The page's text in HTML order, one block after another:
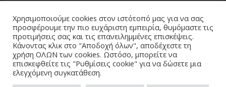
Τομέας Γραμμάτων και Τεχνών
Τροχονομία
Χρησιμοποιούμε cookies στον ιστότοπό μας για να σας
προσφέρουμε την πιο ευχάριστη εμπειρία, θυμόμαστε τις
προτιμήσεις σας και τις επανειλημμένες επισκέψεις.
Κάνοντας κλικ στο "Αποδοχή όλων", αποδέχεστε τη
χρήση ΟΛΩΝ των cookies. Ωστόσο, μπορείτε να
επισκεφθείτε τις "Ρυθμίσεις cookie" για να δώσετε μια
ελεγχόμενη συγκατάθεση.